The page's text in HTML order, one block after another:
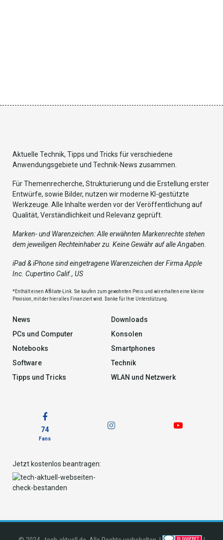
Aktuelle Technik, Tipps und Tricks für verschiedene
Anwendungsgebiete und Technik-News zusammen.
Für Themenrecherche, Strukturierung und die Erstellung erster
Entwürfe, sowie Bilder, nutzen wir moderne KI-gestützte
Werkzeuge. Alle Inhalte werden vor der Veröffentlichung auf
Qualität, Verständlichkeit und Relevanz geprüft.
Marken- und Warenzeichen: Alle erwähnten Markenrechte stehen
dem jeweiligen Rechteinhaber zu. Keine Gewähr auf alle Angaben.
iPad & iPhone sind eingetragene Warenzeichen der Firma Apple
Inc. Cupertino Calif., US
*Enthält einen Affiliate-Link. Sie kaufen zum gewohnten Preis und wir erhalten eine kleine
Provision, mit der hier alles Finanziert wird. Danke für Ihre Unterstützung.
News
Downloads
PCs und Computer
Konsolen
Notebooks
Smartphones
Software
Technik
Tipps und Tricks
WLAN und Netzwerk
74
Fans
Jetzt kostenlos beantragen: